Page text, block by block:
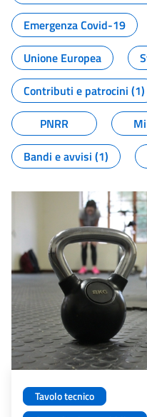
Emergenza Covid-19
Unione Europea
Contributi e patrocini (1)
PNRR
Bandi e avvisi (1)
Tavolo tecnico